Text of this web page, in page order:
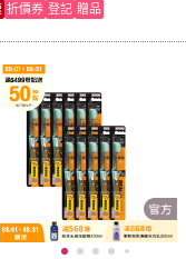
折價券 登記 贈品